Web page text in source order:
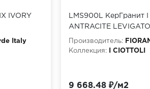
IVORY
Italy
LMS900L КерГранит I
ANTRACITE
90,6x90,6 см
Производитель:
Коллекция:
I CIOTTOLI
9 668.48 ₽/м2